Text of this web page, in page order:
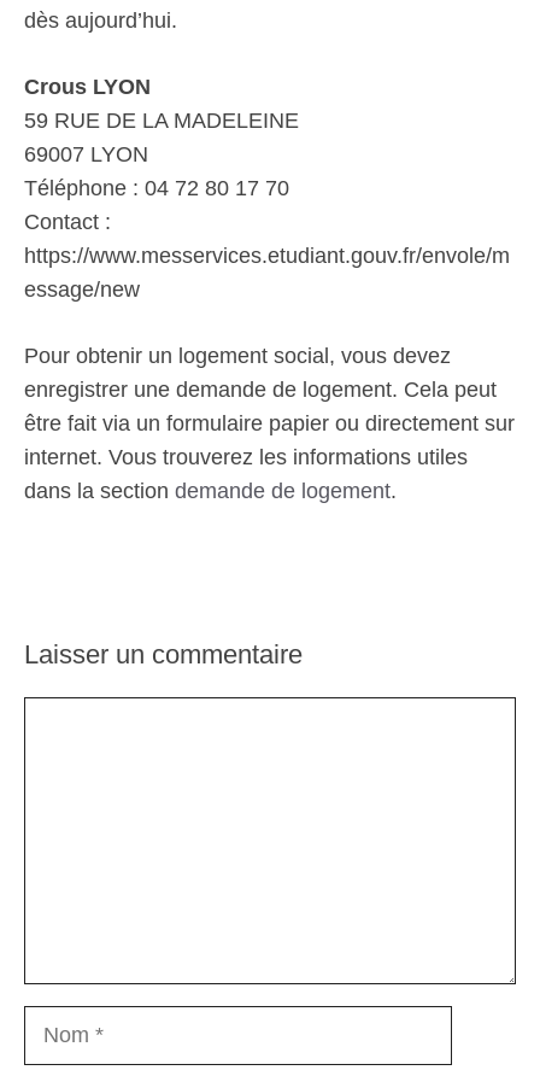
dès aujourd’hui.
Crous LYON
59 RUE DE LA MADELEINE
69007 LYON
Téléphone : 04 72 80 17 70
Contact :
https://www.messervices.etudiant.gouv.fr/envole/m
essage/new
Pour obtenir un logement social, vous devez
enregistrer une demande de logement. Cela peut
être fait via un formulaire papier ou directement sur
internet. Vous trouverez les informations utiles
dans la section demande de logement.
Laisser un commentaire
Nom